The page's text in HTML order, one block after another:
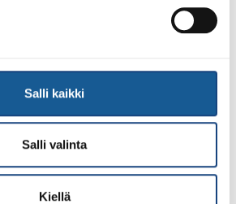
Salli kaikki
Salli valinta
Kiellä